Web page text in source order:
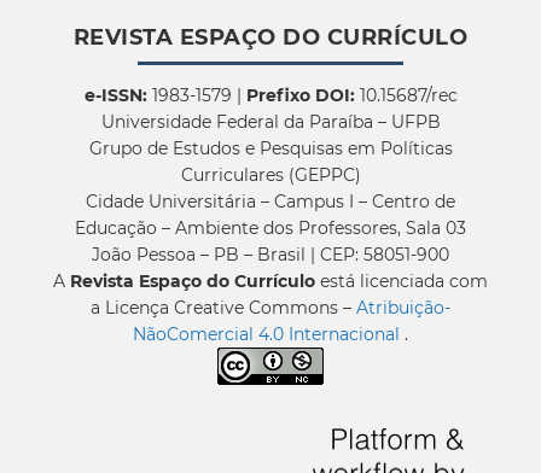
REVISTA ESPAÇO DO CURRÍCULO
e-ISSN:1983-1579 | Prefixo DOI:10.15687/rec
Universidade Federal da Paraíba – UFPB
Grupo de Estudos e Pesquisas em Políticas
Curriculares (GEPPC)
Cidade Universitária – Campus I – Centro de
Educação – Ambiente dos Professores, Sala 03
João Pessoa – PB – Brasil | CEP: 58051-900
A Revista Espaço do Currículo está licenciada com
a Licença Creative Commons – Atribuição-
NãoComercial 4.0 Internacional .